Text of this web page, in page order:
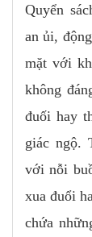
Quyển
an ủi,
mặt với
không
đuối hay
giác ngộ.
với nỗi
xua đuổi
chứa